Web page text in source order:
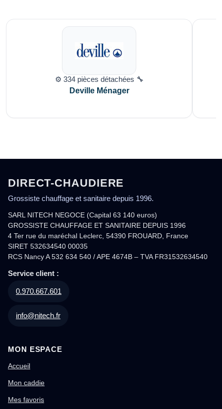
⚙️ 334 pièces détachées 🔧
Deville Ménager
DIRECT-CHAUDIERE
Grossiste chauffage et sanitaire depuis 1996.
SARL NITECH NEGOCE (Capital 63 140 euros)
GROSSISTE CHAUFFAGE ET SANITAIRE DEPUIS 1996
4 Ter rue du maréchal Leclerc, 54390 FROUARD, France
SIRET 532634540 00035
RCS Nancy A 532 634 540 / APE 4674B – TVA FR31532634540
Service client :
0.970.667.601
info@nitech.fr
MON ESPACE
Accueil
Mon caddie
Mes favoris